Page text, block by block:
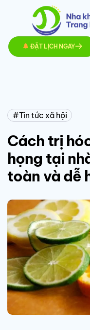
ĐẶT LỊCH NGAY
Tin tức xã hội
Cách trị
họng tại
toàn và dễ